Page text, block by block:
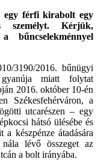
egy férfi kirabolt egy
személyt. Kérjük,
bűncselekménnyel
3190/2016. bűnügyi
miatt folytat
2016. október 10-én
Székesfehérváron, a
utcarészen – egy
hátsó ülésébe és
készpénze átadására
lévő összeget az
a bolt irányába.